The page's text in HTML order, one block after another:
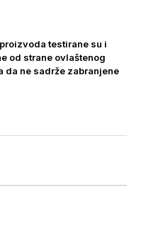
testirane su i
od strane ovlaštenog
da ne sadrže zabranjene